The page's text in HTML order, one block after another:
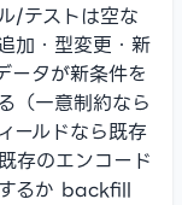
/テストは空な
加・型変更・新
ータが新条件を
（一意制約なら
ールドなら既存
存のエンコード
るか backfill